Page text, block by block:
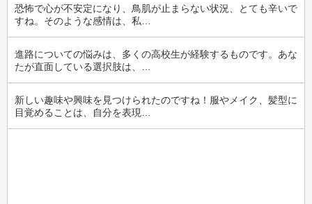
恐怖で心が不安定になり、鳥肌が止まらない状況、とても辛いで
すね。そのような感情は、私…
進路についての悩みは、多くの高校生が経験するものです。あな
たが直面している選択肢は、…
新しい趣味や興味を見つけられたのですね！服やメイク、髪型に
目覚めることは、自分を表現…